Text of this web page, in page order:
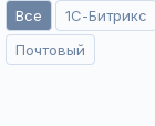
Все 1С-Битрикс
Почтовый